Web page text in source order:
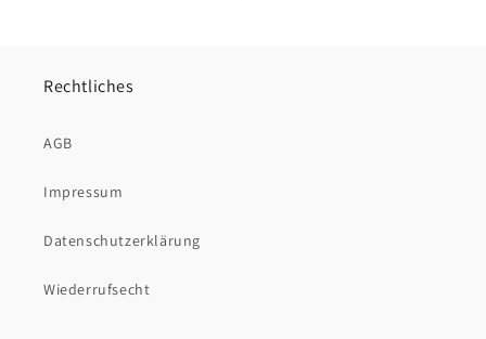
Rechtliches
AGB
Impressum
Datenschutzerklärung
Wiederrufsecht